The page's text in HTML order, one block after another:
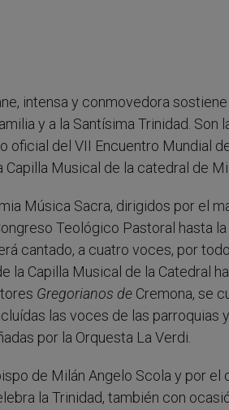
intensa y conmovedora
y a la Santísima Trinidad. Son
del VII Encuentro Mundial
Musical de la catedral de
Música Sacra, dirigidos por el
Teológico Pastoral hasta la
cantado, a cuatro voces, por
la Capilla Musical de la Catedral
Gregorianos de Cremona, se
las voces de las parroquias
por la Orquesta La Verdi.
de Milán Angelo Scola y por el
la Trinidad, también con